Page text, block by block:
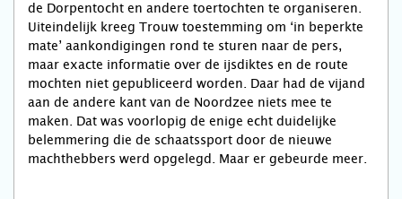
de Dorpentocht en andere toertochten te organiseren.
Uiteindelijk kreeg Trouw toestemming om ‘in beperkte
mate’ aankondigingen rond te sturen naar de pers,
maar exacte informatie over de ijsdiktes en de route
mochten niet gepubliceerd worden. Daar had de vijand
aan de andere kant van de Noordzee niets mee te
maken. Dat was voorlopig de enige echt duidelijke
belemmering die de schaatssport door de nieuwe
machthebbers werd opgelegd. Maar er gebeurde meer.